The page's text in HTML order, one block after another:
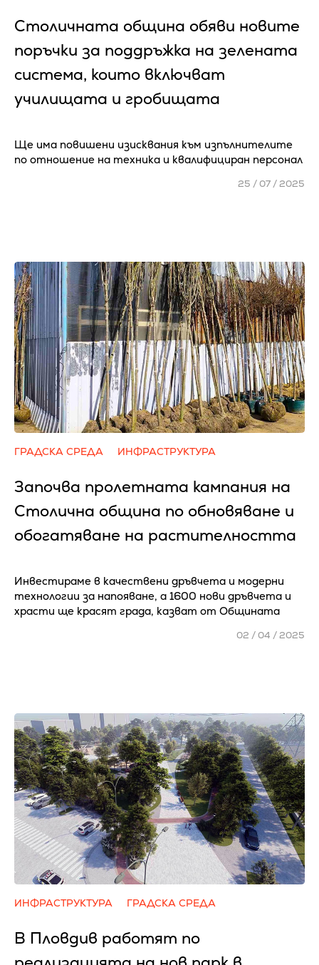
Столичната община обяви новите
поръчки за поддръжка на зелената
система, които включват
училищата и гробищата
Ще има повишени изисквания към изпълнителите
по отношение на техника и квалифициран персонал
25 / 07 / 2025
ГРАДСКА СРЕДА ИНФРАСТРУКТУРА
Започва пролетната кампания на
Столична община по обновяване и
обогатяване на растителността
Инвестираме в качествени дръвчета и модерни
технологии за напояване, а 1600 нови дръвчета и
храсти ще красят града, казват от Общината
02 / 04 / 2025
ИНФРАСТРУКТУРА ГРАДСКА СРЕДА
В Пловдив работят по